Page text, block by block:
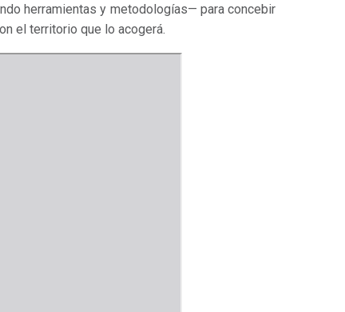
herramientas y metodologías— para concebir
el territorio que lo acogerá.